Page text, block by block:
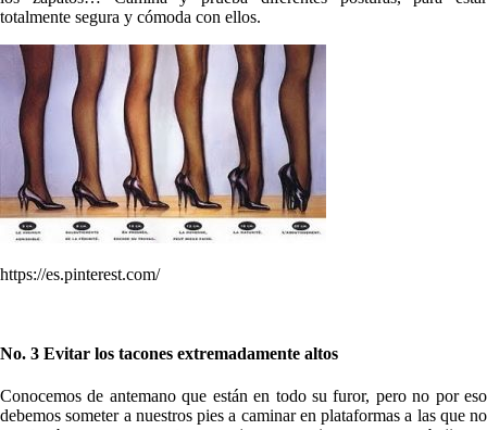
totalmente segura y cómoda con ellos.
https://es.pinterest.com/
No. 3 Evitar los tacones extremadamente altos
Conocemos de antemano que están en todo su furor, pero no por eso
debemos someter a nuestros pies a caminar en plataformas a las que no